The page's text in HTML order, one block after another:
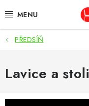
na
OBÝVACÍ POKOJ
KUCHYŇ A JÍDELNA
PŘEDSÍŇ
Lavice a